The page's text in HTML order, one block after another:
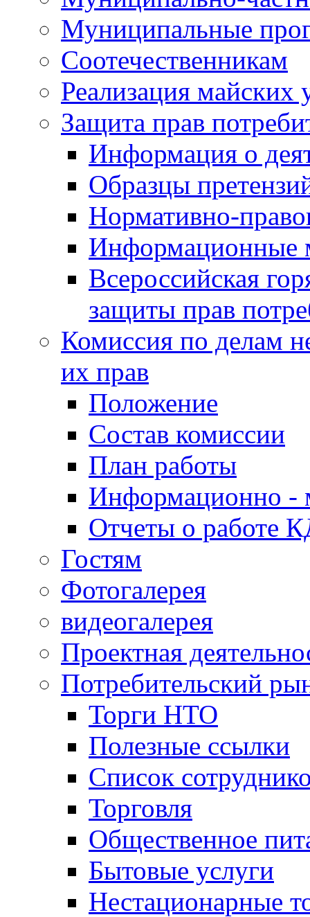
Муниципальные
Соотечественникам
Реализация майских
Защита прав
Информация о
Образцы
Нормативно-
Информационные
Всероссийская
защиты прав
Комиссия по делам
их прав
Положение
Состав комиссии
План работы
Информационно -
Отчеты о работе
Гостям
Фотогалерея
видеогалерея
Проектная
Потребительский
Торги НТО
Полезные ссылки
Список
Торговля
Общественное
Бытовые услуги
Нестационарные